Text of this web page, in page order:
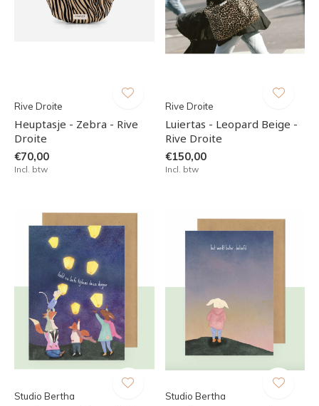
Rive Droite
Heuptasje - Zebra - Rive
Droite
€70,00
Incl. btw
Rive Droite
Luiertas - Leopard Beige -
Rive Droite
€150,00
Incl. btw
Studio Bertha Studio Bertha